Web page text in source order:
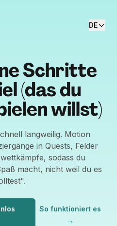
DE
Schritte
(das du
willst)
langweilig. Motion
in Quests, Felder
sodass du
macht, nicht weil du es
So funktioniert es
→